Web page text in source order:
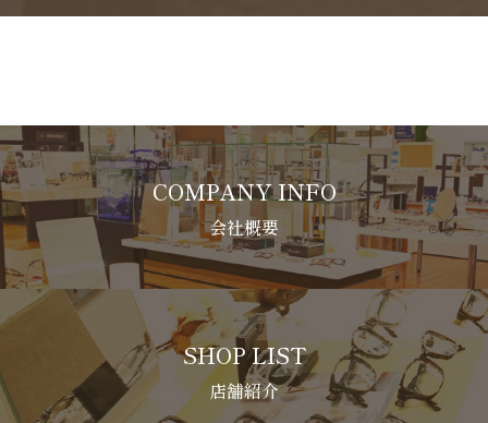
COMPANY INFO
会社概要
SHOP LIST
店舗紹介